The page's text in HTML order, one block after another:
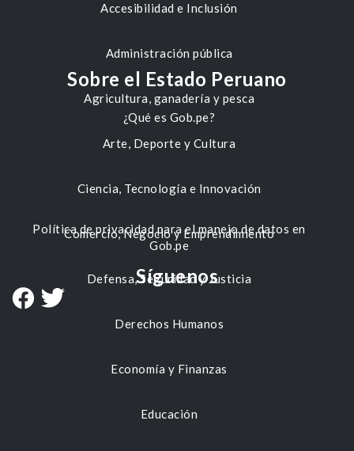
Accesibilidad e Inclusión
Administración pública
Agricultura, ganadería y pesca
Arte, Deporte y Cultura
Ciencia, Tecnología e Innovación
Comercio, Negocio y Emprendimiento
Defensa, Seguridad y Justicia
Derechos Humanos
Economía y Finanzas
Educación
Sobre el Estado Peruano
¿Qué es Gob.pe?
Política de privacidad para el manejo de datos en
Gob.pe
Síguenos